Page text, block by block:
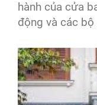
hành của cửa
động và các